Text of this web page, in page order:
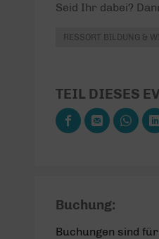
Seid Ihr dabei?
RESSORT BILDUNG &
TEIL DIESES
Buchung:
Buchungen sind